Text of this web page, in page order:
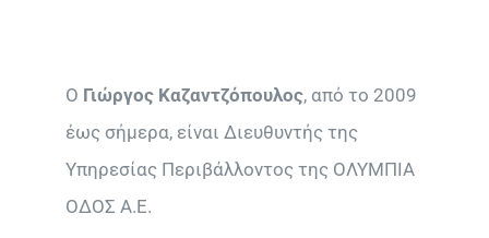
Ο Γιώργος Καζαντζόπουλος, από το 2009
έως σήμερα, είναι Διευθυντής της
Υπηρεσίας Περιβάλλοντος της ΟΛΥΜΠΙΑ
ΟΔΟΣ Α.Ε.